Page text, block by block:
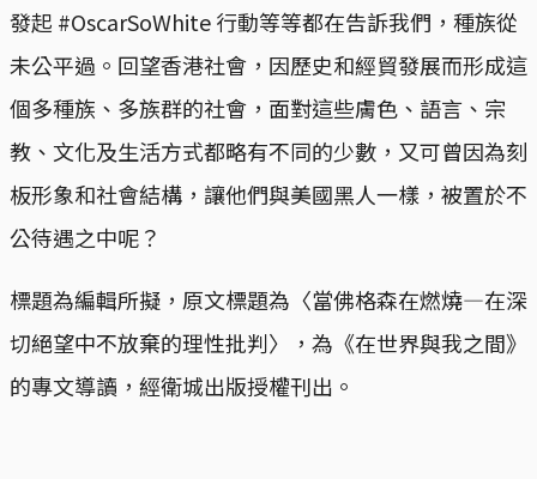
發起 #OscarSoWhite 行動等等都在告訴我們，種族從
未公平過。回望香港社會，因歷史和經貿發展而形成這
個多種族、多族群的社會，面對這些膚色、語言、宗
教、文化及生活方式都略有不同的少數，又可曾因為刻
板形象和社會結構，讓他們與美國黑人一樣，被置於不
公待遇之中呢？
標題為編輯所擬，原文標題為〈當佛格森在燃燒—在深
切絕望中不放棄的理性批判〉，為《在世界與我之間》
的專文導讀，經衛城出版授權刊出。